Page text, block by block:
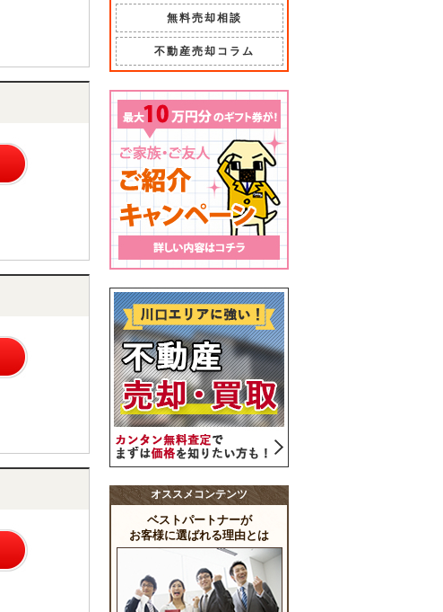
無料売却相談
不動産売却コラム
オススメコンテンツ
ベストパートナーが
お客様に選ばれる理由とは